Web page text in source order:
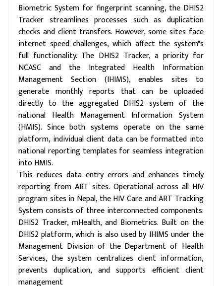
Biometric System for fingerprint scanning, the DHIS2
Tracker streamlines processes such as duplication
checks and client transfers. However, some sites face
internet speed challenges, which affect the system"s
full functionality. The DHIS2 Tracker, a priority for
NCASC and the Integrated Health Information
Management Section (IHIMS), enables sites to
generate monthly reports that can be uploaded
directly to the aggregated DHIS2 system of the
national Health Management Information System
(HMIS). Since both systems operate on the same
platform, individual client data can be formatted into
national reporting templates for seamless integration
into HMIS.
This reduces data entry errors and enhances timely
reporting from ART sites. Operational across all HIV
program sites in Nepal, the HIV Care and ART Tracking
System consists of three interconnected components:
DHIS2 Tracker, mHealth, and Biometrics. Built on the
DHIS2 platform, which is also used by IHIMS under the
Management Division of the Department of Health
Services, the system centralizes client information,
prevents duplication, and supports efficient client
management